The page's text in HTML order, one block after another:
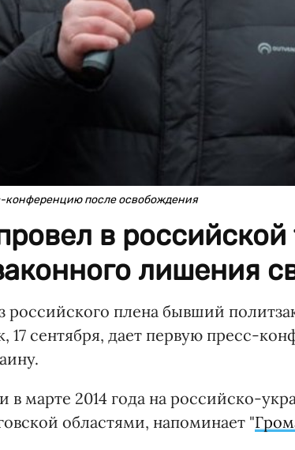
конференцию после освобождения
в
лишения
российского плена бывший
17 сентября, дает первую пресс-
в марте 2014 года на российско-
областями, напоминает "